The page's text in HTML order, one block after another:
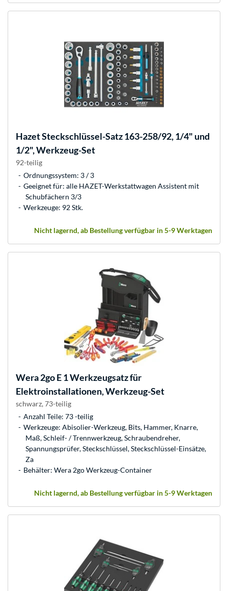
HazetSteckschlüssel-Satz 163-258/92, 1/4" und
1/2", Werkzeug-Set
92-teilig
Ordnungssystem: 3 / 3
Geeignet für: alle HAZET-Werkstattwagen Assistent mit
Schubfächern 3/3
Werkzeuge: 92 Stk.
Nicht lagernd, ab Bestellung verfügbar in 5-9 Werktagen
Wera2go E 1 Werkzeugsatz für
Elektroinstallationen, Werkzeug-Set
schwarz, 73-teilig
Anzahl Teile: 73 -teilig
Werkzeuge: Abisolier-Werkzeug, Bits, Hammer, Knarre,
Maß, Schleif- / Trennwerkzeug, Schraubendreher,
Spannungsprüfer, Steckschlüssel, Steckschlüssel-Einsätze,
Za
Behälter: Wera 2go Werkzeug-Container
Nicht lagernd, ab Bestellung verfügbar in 5-9 Werktagen